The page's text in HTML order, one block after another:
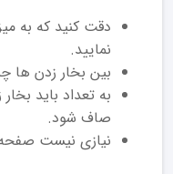
دقت کنید که به
نمایید.
بین بخار زدن ها
به تعداد باید
صاف شود.
نیازی نیست صفحه